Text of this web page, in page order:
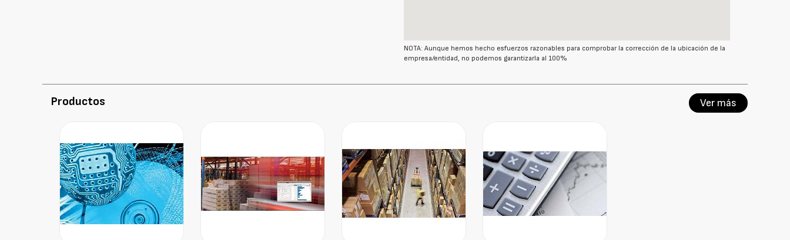
NOTA: Aunque hemos hecho esfuerzos razonables para comprobar la corrección de la ubicación de la
empresa/entidad, no podemos garantizarla al 100%
Productos Ver más